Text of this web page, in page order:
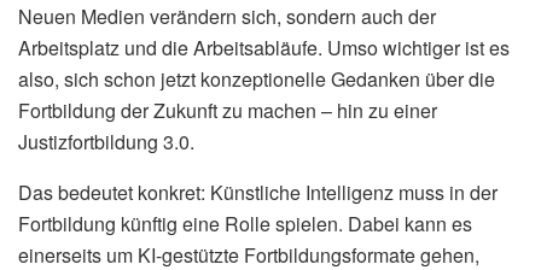
Neuen Medien verändern sich, sondern auch der
Arbeitsplatz und die Arbeitsabläufe. Umso wichtiger ist es
also, sich schon jetzt konzeptionelle Gedanken über die
Fortbildung der Zukunft zu machen – hin zu einer
Justizfortbildung 3.0.
Das bedeutet konkret: Künstliche Intelligenz muss in der
Fortbildung künftig eine Rolle spielen. Dabei kann es
einerseits um KI-gestützte Fortbildungsformate gehen,